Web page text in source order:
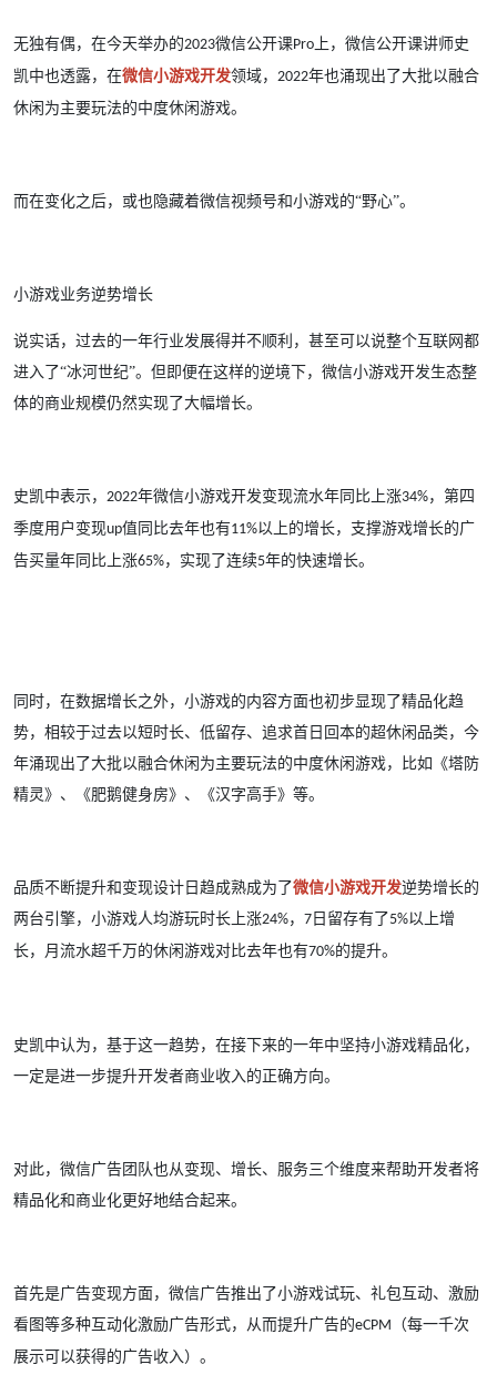
无独有偶，在今天举办的2023微信公开课Pro 上，微信公开课讲师史
凯中也透露，在微信小游戏开发领域， 2022年也涌现出了大批以融合
休闲为主要玩法的中度休闲游戏。
而在变化之后，或也隐藏着微信视频号和小游戏的“野心”。
小游戏业务逆势增长
说实话，过去的一年行业发展得并不顺利，甚至可以说整个互联网都
进入了“冰河世纪”。但即便在这样的逆境下， 微信小游戏开发生态整
体的商业规模仍然实现了大幅增长。
史凯中表示， 2022年微信小游戏开发变现流水年同比上涨34%，第四
季度用户变现up值同比去年也有11%以上的增长，支撑游戏增长的广
告买量年同比上涨65%，实现了连续5年的快速增长。
同时，在数据增长之外，小游戏的内容方面也初步显现了精品化趋
势，相较于过去以短时长、低留存、追求首日回本的超休闲品类，今
年涌现出了大批以融合休闲为主要玩法的中度休闲游戏，比如《塔防
精灵》、《肥鹅健身房》、《汉字高手》等。
品质不断提升和变现设计日趋成熟成为了微信小游戏开发逆势增长的
两台引擎，小游戏人均游玩时长上涨24%， 7 日留存有了5%以上增
长，月流水超千万的休闲游戏对比去年也有70%的提升。
史凯中认为，基于这一趋势，在接下来的一年中坚持小游戏精品化，
一定是进一步提升开发者商业收入的正确方向。
对此，微信广告团队也从变现、增长、服务三个维度来帮助开发者将
精品化和商业化更好地结合起来。
首先是广告变现方面，微信广告推出了小游戏试玩、礼包互动、激励
看图等多种互动化激励广告形式，从而提升广告的eCPM （每一千次
展示可以获得的广告收入）。